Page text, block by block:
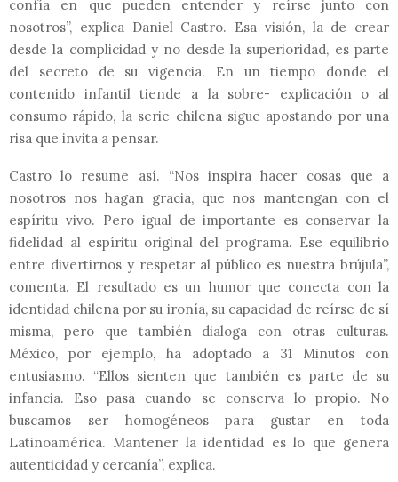
confía en que pueden entender y reírse junto con
nosotros”, explica Daniel Castro. Esa visión, la de crear
desde la complicidad y no desde la superioridad, es parte
del secreto de su vigencia. En un tiempo donde el
contenido infantil tiende a la sobre- explicación o al
consumo rápido, la serie chilena sigue apostando por una
risa que invita a pensar.
Castro lo resume así. “Nos inspira hacer cosas que a
nosotros nos hagan gracia, que nos mantengan con el
espíritu vivo. Pero igual de importante es conservar la
fidelidad al espíritu original del programa. Ese equilibrio
entre divertirnos y respetar al público es nuestra brújula”,
comenta. El resultado es un humor que conecta con la
identidad chilena por su ironía, su capacidad de reírse de sí
misma, pero que también dialoga con otras culturas.
México, por ejemplo, ha adoptado a 31 Minutos con
entusiasmo. “Ellos sienten que también es parte de su
infancia. Eso pasa cuando se conserva lo propio. No
buscamos ser homogéneos para gustar en toda
Latinoamérica. Mantener la identidad es lo que genera
autenticidad y cercanía”, explica.